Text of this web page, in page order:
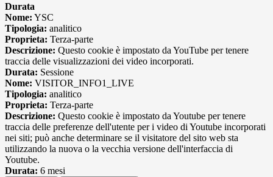
Durata
Nome: YSC
Tipologia: analitico
Proprieta: Terza-parte
Descrizione: Questo cookie è impostato da YouTube per tenere
traccia delle visualizzazioni dei video incorporati.
Durata: Sessione
Nome: VISITOR_INFO1_LIVE
Tipologia: analitico
Proprieta: Terza-parte
Descrizione: Questo cookie è impostato da Youtube per tenere
traccia delle preferenze dell'utente per i video di Youtube incorporati
nei siti; può anche determinare se il visitatore del sito web sta
utilizzando la nuova o la vecchia versione dell'interfaccia di
Youtube.
Durata: 6 mesi